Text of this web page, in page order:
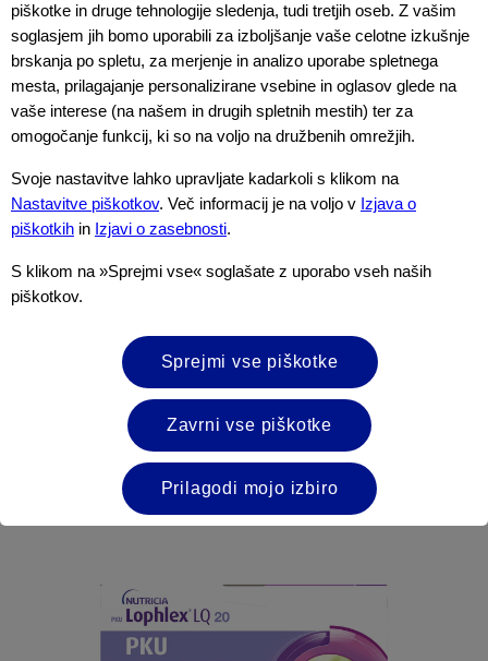
Milupa HOM 2 Secunda
piškotke in druge tehnologije sledenja, tudi tretjih oseb. Z vašim
soglasjem jih bomo uporabili za izboljšanje vaše celotne izkušnje
brskanja po spletu, za merjenje in analizo uporabe spletnega
mesta, prilagajanje personalizirane vsebine in oglasov glede na
vaše interese (na našem in drugih spletnih mestih) ter za
omogočanje funkcij, ki so na voljo na družbenih omrežjih.
Svoje nastavitve lahko upravljate kadarkoli s klikom na
Nastavitve piškotkov. Več informacij je na voljo v Izjava o
piškotkih in Izjavi o zasebnosti.
S klikom na »Sprejmi vse« soglašate z uporabo vseh naših
piškotkov.
Sprejmi vse piškotke
Zavrni vse piškotke
Prilagodi mojo izbiro